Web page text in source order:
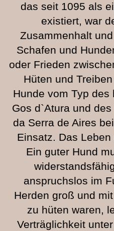
das seit 1095 als
existiert, war
Zusammenhalt
Schafen und
oder Frieden
Hüten und
Hunde vom Typ
Gos d`Atura und
da Serra de Aires
Einsatz. Das
Ein guter Hund
anspruchslos im
Herden groß und
zu hüten waren,
Verträglichkeit